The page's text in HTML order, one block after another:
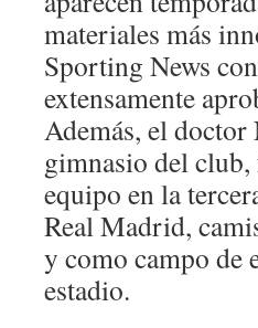
materiales más
Sporting News
extensamente
Además, el
gimnasio del
equipo en la
Real Madrid,
y como campo de
estadio.